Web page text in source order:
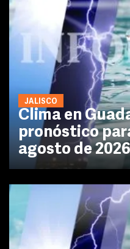
JALISCO
Clima en
pronóstico
agosto de 2026